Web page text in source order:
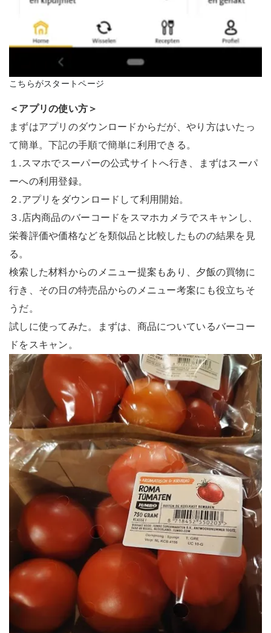
こちらがスタートページ
＜アプリの使い方＞
まずはアプリのダウンロードからだが、やり方はいたっ
て簡単。下記の手順で簡単に利用できる。
１.スマホでスーパーの公式サイトへ行き、まずはスーパ
ーへの利用登録。
２.アプリをダウンロードして利用開始。
３.店内商品のバーコードをスマホカメラでスキャンし、
栄養評価や価格などを類似品と比較したものの結果を見
る。
検索した材料からのメニュー提案もあり、夕飯の買物に
行き、その日の特売品からのメニュー考案にも役立ちそ
うだ。
試しに使ってみた。まずは、商品についているバーコー
ドをスキャン。